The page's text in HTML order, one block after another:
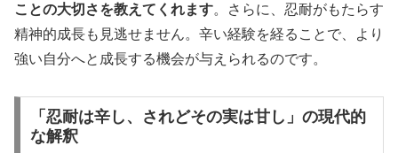
ことの大切さを教えてくれます。さらに、忍耐がもたらす
精神的成長も見逃せません。辛い経験を経ることで、より
強い自分へと成長する機会が与えられるのです。
「忍耐は辛し、されどその実は甘し」の現代的
な解釈